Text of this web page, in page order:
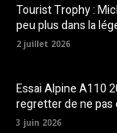
Tourist Trophy :
peu plus dans la
2 juillet 2026
Essai Alpine A110
regretter de ne
3 juin 2026